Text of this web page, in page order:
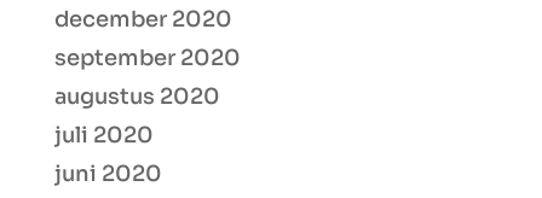
december 2020
september 2020
augustus 2020
juli 2020
juni 2020